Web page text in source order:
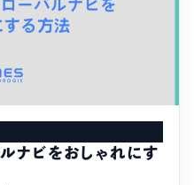
ナビをおしゃれにす